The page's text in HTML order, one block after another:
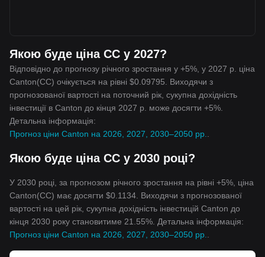
Якою буде ціна CC у 2027?
Відповідно до прогнозу річного зростання у +5%, у 2027 р. ціна
Canton(CC) очікується на рівні $0.09795. Виходячи з
прогнозованої вартості на поточний рік, сукупна дохідність
інвестиції в Canton до кінця 2027 р. може досягти +5%.
Детальна інформація:
Прогноз ціни Canton на 2026, 2027, 2030–2050 рр.
Якою буде ціна CC у 2030 році?
У 2030 році, за прогнозом річного зростання на рівні +5%, ціна
Canton(CC) має досягти $0.1134. Виходячи з прогнозованої
вартості на цей рік, сукупна дохідність інвестицій Canton до
кінця 2030 року становитиме 21.55%. Детальна інформація:
Прогноз ціни Canton на 2026, 2027, 2030–2050 рр.